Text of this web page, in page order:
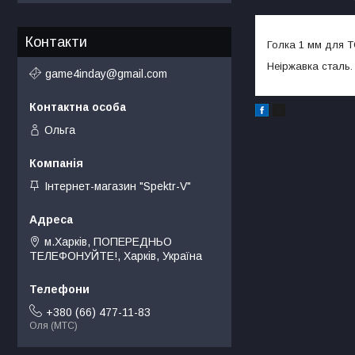
Голка 1 мм для
Неіржавка сталь.
Контакти
game4inday@gmail.com
Ольга
Інтернет-магазин "Spektr-V"
м.Харків, ПОПЕРЕДНЬО
ТЕЛЕФОНУЙТЕ!, Харків, Україна
+380 (66) 477-11-83
Оля (МТС)